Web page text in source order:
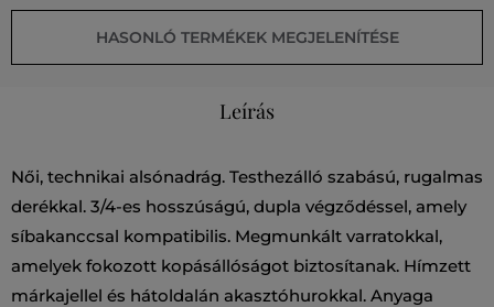
HASONLÓ TERMÉKEK MEGJELENÍTÉSE
Leírás
Női, technikai alsónadrág. Testhezálló szabású, rugalmas
derékkal. 3/4-es hosszúságú, dupla végződéssel, amely
síbakanccsal kompatibilis. Megmunkált varratokkal,
amelyek fokozott kopásállóságot biztosítanak. Hímzett
márkajellel és hátoldalán akasztóhurokkal. Anyaga